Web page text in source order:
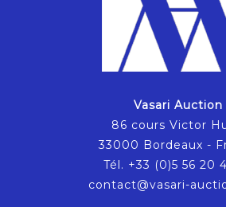
Vasari Auction
86 cours Victor
33000 Bordeaux -
Tél. +33 (0)5 56 20
contact@vasari-